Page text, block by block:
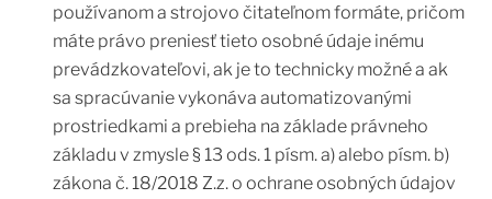
používanom a strojovo čitateľnom formáte, pričom
máte právo preniesť tieto osobné údaje inému
prevádzkovateľovi, ak je to technicky možné a ak
sa spracúvanie vykonáva automatizovanými
prostriedkami a prebieha na základe právneho
základu v zmysle § 13 ods. 1 písm. a) alebo písm. b)
zákona č. 18/2018 Z.z. o ochrane osobných údajov